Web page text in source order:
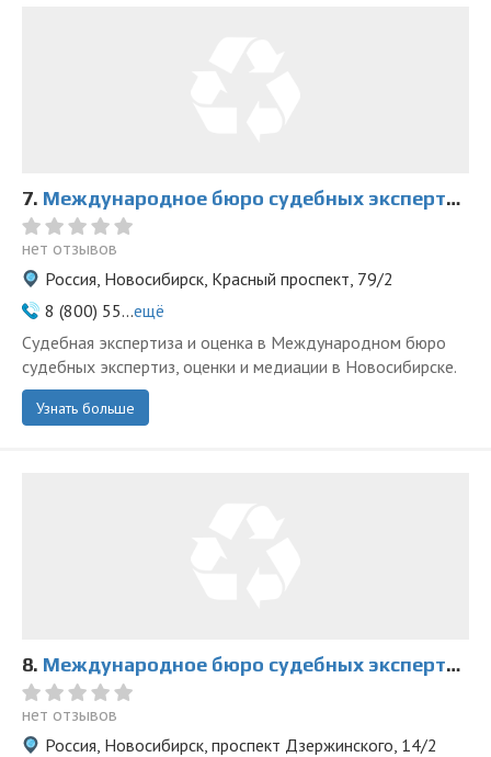
7. Международное бюро судебных экспертиз, оценки и медиации на Красном
нет отзывов
Россия, Новосибирск, Красный проспект, 79/2
8 (800) 55...ещё
Судебная экспертиза и оценка в Международном бюро
судебных экспертиз, оценки и медиации в Новосибирске.
Узнать больше
8. Международное бюро судебных экспертиз, оценки и медиации на Дзержинского
нет отзывов
Россия, Новосибирск, проспект Дзержинского, 14/2